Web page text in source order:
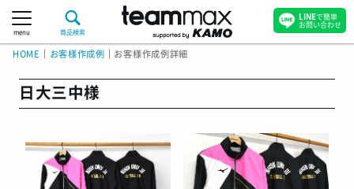
menu 商品検索
HOME お客様作成例 お客様作成例詳細
日大三中様
LINEで簡単
お問い合わせ